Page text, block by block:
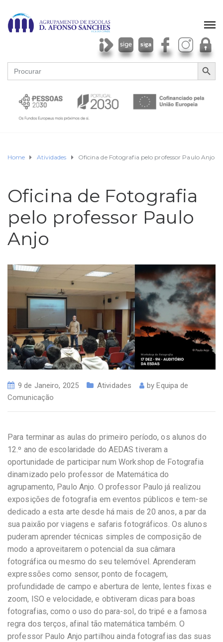
Search
for:
SEARCH
Home Atividades Oficina de Fotografia pelo professor Paulo Anjo
Oficina de Fotografia
pelo professor Paulo
Anjo
9 de Janeiro, 2025 Atividades by Equipa de
Comunicação
Para terminar as aulas do primeiro período, os alunos do
12.º ano de escolaridade do AEDAS tiveram a
oportunidade de participar num Workshop de Fotografia
dinamizado pelo professor de Matemática do
agrupamento, Paulo Anjo. O professor Paulo já realizou
exposições de fotografia em eventos públicos e tem-se
dedicado a esta arte desde há mais de 20 anos, a par da
sua paixão por viagens e safaris fotográficos. Os alunos
puderam aprender técnicas simples de composição de
modo a aproveitarem o potencial da sua câmara
fotográfica ou mesmo do seu telemóvel. Aprenderam
expressões como sensor, ponto de focagem,
profundidade de campo e abertura de lente, lentes fixas e
zoom, ISO e velocidade, e obtiveram dicas para boas
fotografias, como o uso do para-sol, do tripé e a famosa
regra dos terços, afinal tão matemática também. O
professor Paulo Anjo partilhou ainda fotografias das suas